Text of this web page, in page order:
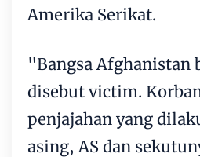
Amerika Serikat.
"Bangsa Afghanistan
disebut victim.
penjajahan yang
asing, AS dan